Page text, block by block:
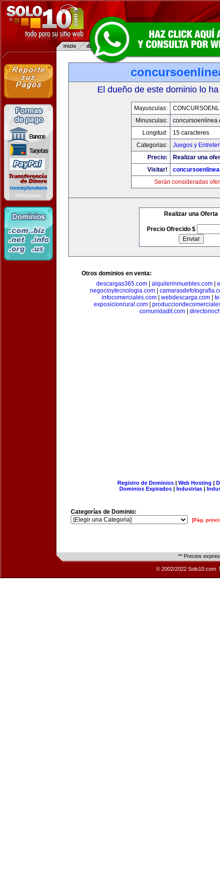
El dueño de este dominio lo
Mayusculas:
Minusculas:
Longitud:
15 caracteres
Categorias:
Juegos y
Precio:
Realizar una
Visitar!
Serán consideradas
Realizar una Oferta
Precio Ofrecido $
Otros dominios en venta:
descargas365.com| alquilerinmuebles.com|
negocioytecnologia.com
infocomerciales.com| webdescarga.com|
exposicionrural.com
comunidadit.com|
Registro de Dominios| Web Hosting |
Dominios Expirados | Industrias |
Categorías de Dominio:
[Pág.
** Precios
© 2002/2022 Solo10.com